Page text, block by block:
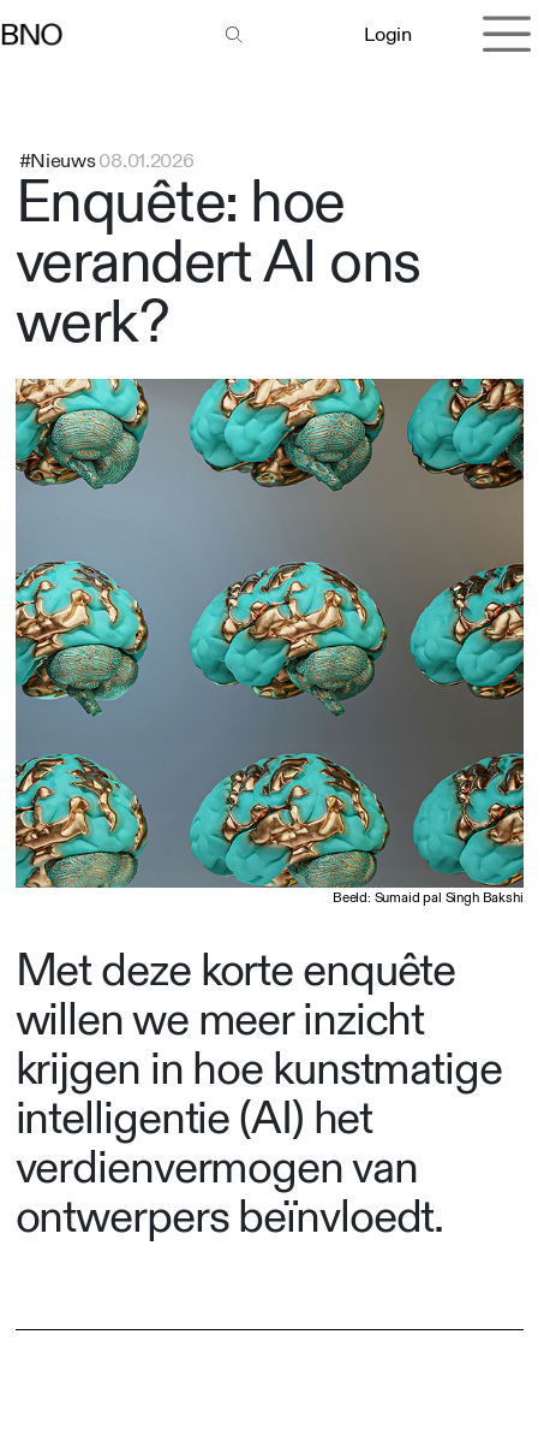
Login
#Nieuws08.01.2026
Enquête: hoe
verandert AI ons
werk?
Beeld: Sumaid pal Singh Bakshi
Met deze korte enquête
willen we meer inzicht
krijgen in hoe kunstmatige
intelligentie (AI) het
verdienvermogen van
ontwerpers beïnvloedt.